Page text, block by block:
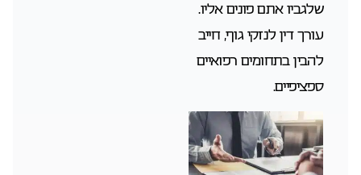
שלגביו אתם פונים אליו.
עורך דין לנזקי גוף, חייב
להבין בתחומים רפואיים
ספציפיים.